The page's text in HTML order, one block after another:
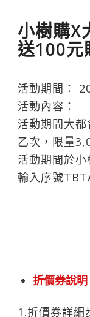
小樹購X
送100元
活動期間：
活動內容：
活動期間大
乙次，限量
活動期間於
輸入序號
折價券說明
1.折價券詳細